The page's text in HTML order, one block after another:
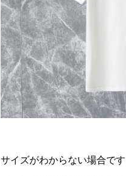
サイズがわからない場合で